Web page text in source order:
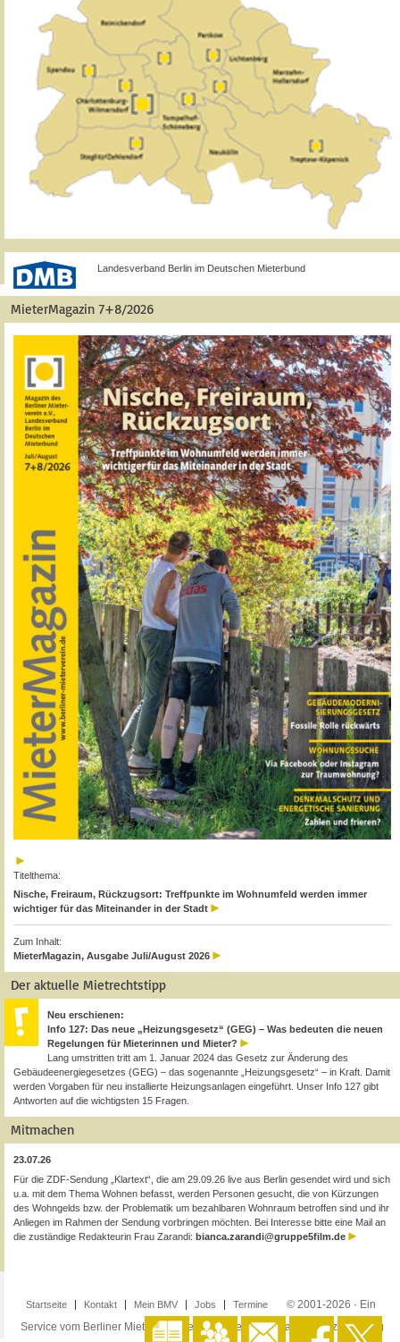
Landesverband Berlin im Deutschen Mieterbund
MieterMagazin 7+8/2026
Titelthema:
Nische, Freiraum, Rückzugsort: Treffpunkte im Wohnumfeld werden immer
wichtiger für das Miteinander in der Stadt
Zum Inhalt:
MieterMagazin, Ausgabe Juli/August 2026
Der aktuelle Mietrechtstipp
Neu erschienen:
Info 127: Das neue „Heizungsgesetz“ (GEG) – Was bedeuten die neuen
Regelungen für Mieterinnen und Mieter?
Lang umstritten tritt am 1. Januar 2024 das Gesetz zur Änderung des
Gebäudeenergiegesetzes (GEG) – das sogenannte „Heizungsgesetz“ – in Kraft. Damit
werden Vorgaben für neu installierte Heizungsanlagen eingeführt. Unser Info 127 gibt
Antworten auf die wichtigsten 15 Fragen.
Mitmachen
23.07.26
Für die ZDF-Sendung „Klartext“, die am 29.09.26 live aus Berlin gesendet wird und sich
u.a. mit dem Thema Wohnen befasst, werden Personen gesucht, die von Kürzungen
des Wohngelds bzw. der Problematik um bezahlbaren Wohnraum betroffen sind und ihr
Anliegen im Rahmen der Sendung vorbringen möchten. Bei Interesse bitte eine Mail an
die zuständige Redakteurin Frau Zarandi: bianca.zarandi@gruppe5film.de
Startseite Kontakt Mein BMV Jobs Termine
© 2001-2026 · Ein
Service vom Berliner Mieterverein e.V. ·Impressum·Datenschutzerklärung